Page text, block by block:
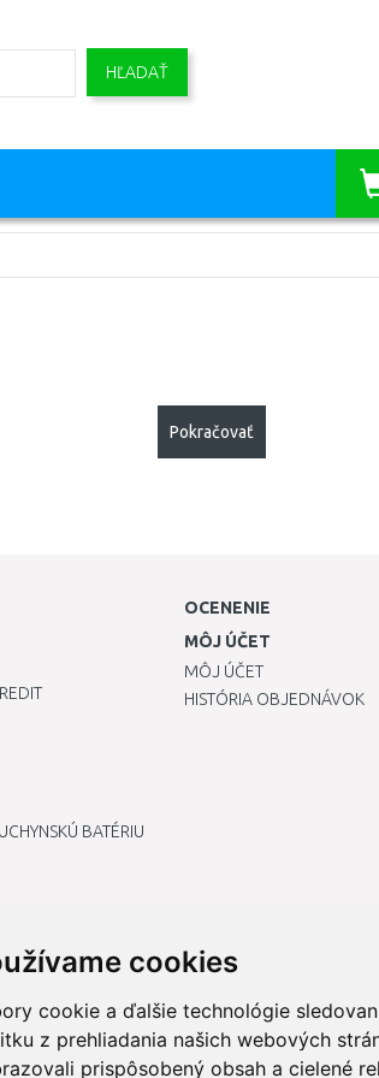
cookies
cookie a ďalšie technológie
z prehliadania našich webových
prispôsobený obsah a cielené
HĽADAŤ
Pokračovať
BATÉRIU
OCENENIE
MÔJ ÚČET
MÔJ ÚČET
HISTÓRIA OBJEDNÁVOK